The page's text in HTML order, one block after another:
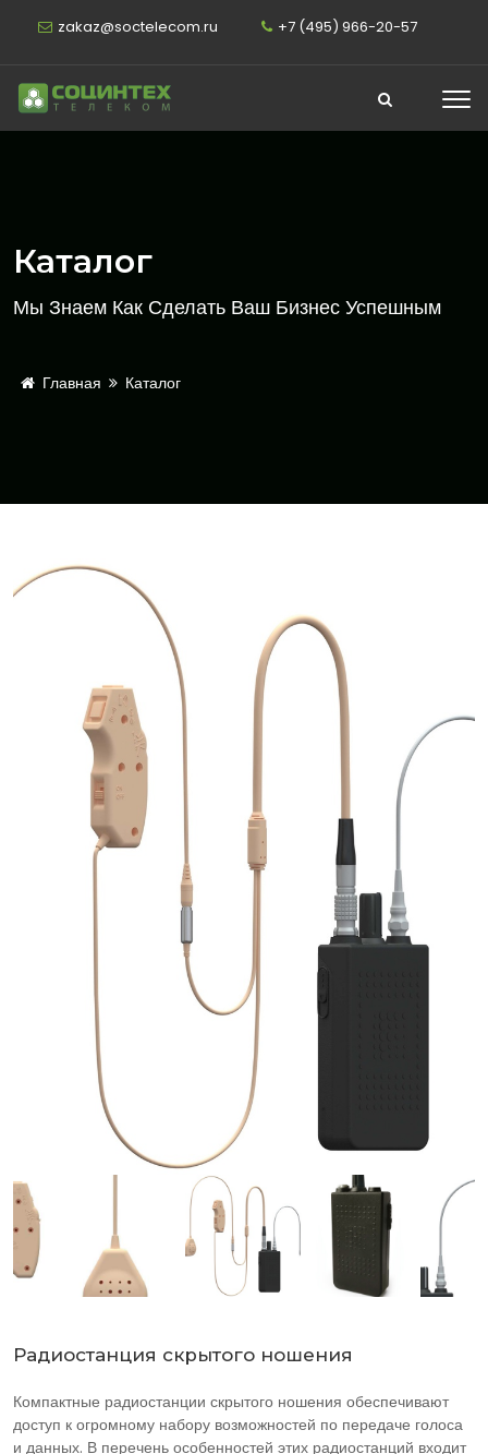
zakaz@soctelecom.ru +7 (495) 966-20-57
Каталог
Мы Знаем Как Сделать Ваш Бизнес Успешным
Главная Каталог
Радиостанция скрытого ношения
Компактные радиостанции скрытого ношения обеспечивают
доступ к огромному набору возможностей по передаче голоса
и данных. В перечень особенностей этих радиостанций входит